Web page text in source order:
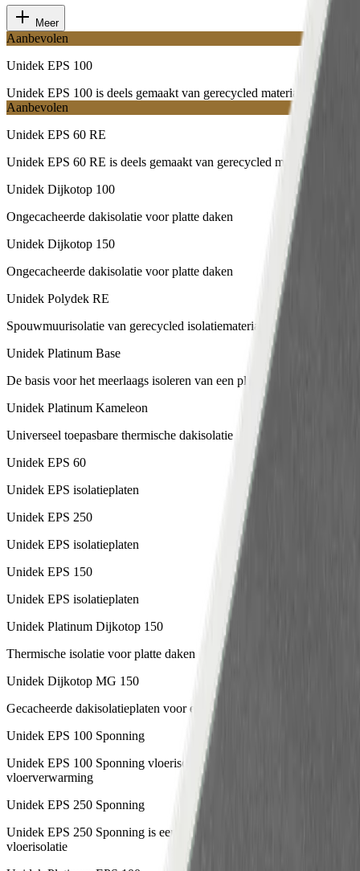
Meer
Aanbevolen
Unidek EPS 100
Unidek EPS 100 is deels gemaakt van gerecycled materiaal
Aanbevolen
Unidek EPS 60 RE
Unidek EPS 60 RE is deels gemaakt van gerecycled materiaal
Unidek Dijkotop 100
Ongecacheerde dakisolatie voor platte daken
Unidek Dijkotop 150
Ongecacheerde dakisolatie voor platte daken
Unidek Polydek RE
Spouwmuurisolatie van gerecycled isolatiemateriaal
Unidek Platinum Base
De basis voor het meerlaags isoleren van een plat dak
Unidek Platinum Kameleon
Universeel toepasbare thermische dakisolatie
Unidek EPS 60
Unidek EPS isolatieplaten
Unidek EPS 250
Unidek EPS isolatieplaten
Unidek EPS 150
Unidek EPS isolatieplaten
Unidek Platinum Dijkotop 150
Thermische isolatie voor platte daken
Unidek Dijkotop MG 150
Gecacheerde dakisolatieplaten voor een goed beloopbaar plat dak
Unidek EPS 100 Sponning
Unidek EPS 100 Sponning vloerisolatie is geschikt voor
vloerverwarming
Unidek EPS 250 Sponning
Unidek EPS 250 Sponning is een eenvoudig aan te brengen
vloerisolatie